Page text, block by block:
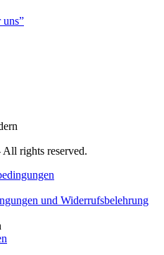
uns”
All rights reserved.
und Widerrufsbelehrung